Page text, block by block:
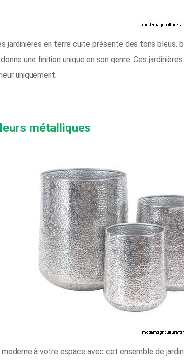
jardinières en terre cuite présente des tons bleus,
une finition unique en son genre. Ces
uniquement.
métalliques
à votre espace avec cet ensemble de